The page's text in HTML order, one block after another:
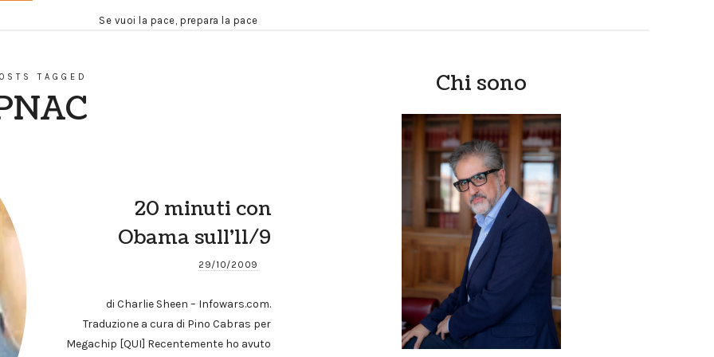
Se vuoi la pace, prepara la pace
TAGGED
20 minuti con
Obama sull’11/9
29/10/2009
di Charlie Sheen – Infowars.com.
Traduzione a cura di Pino Cabras per
Megachip [QUI] Recentemente ho avuto
Chi sono